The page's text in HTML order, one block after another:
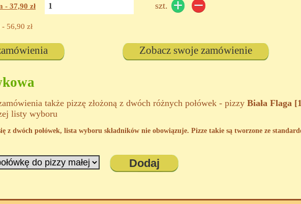
- 37,90 zł szt.
- 56,90 zł
Zobacz swoje zamówienie
także pizzę złożoną z dwóch różnych połówek - pizzy Biała Flaga
listy wyboru
z dwóch połówek, lista wyboru składników nie obowiązuje. Pizze takie są tworzone ze
Dodaj